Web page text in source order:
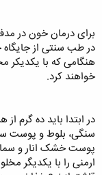
برای درمان خون در
در طب سنتی از جایگاه
هنگامی که با یکدیکر
خواهند کرد.
در ابتدا باید ده گرم
سنگی، بلوط و پوست
پوست خشک انار و
ارمنی را با یکدیگر